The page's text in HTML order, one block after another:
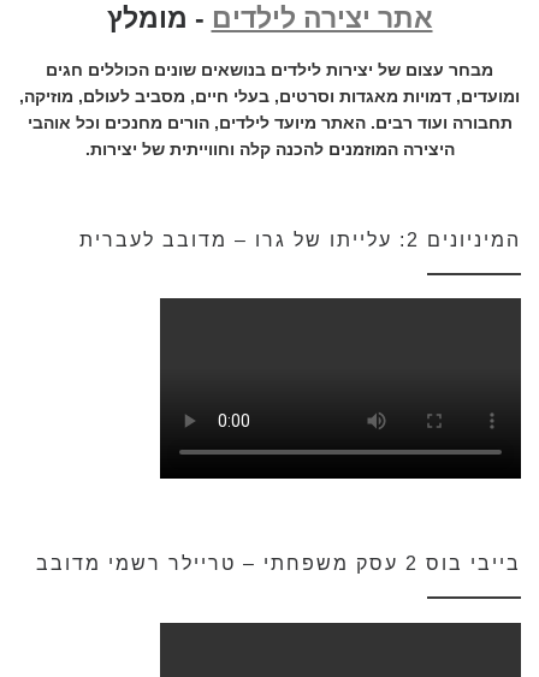
אתר יצירה לילדים - מומלץ
מבחר עצום של יצירות לילדים בנושאים שונים הכוללים חגים
ומועדים, דמויות מאגדות וסרטים, בעלי חיים, מסביב לעולם, מוזיקה,
תחבורה ועוד רבים. האתר מיועד לילדים, הורים מחנכים וכל אוהבי
היצירה המוזמנים להכנה קלה וחווייתית של יצירות.
המיניונים 2: עלייתו של גרו – מדובב לעברית
בייבי בוס 2 עסק משפחתי – טריילר רשמי מדובב